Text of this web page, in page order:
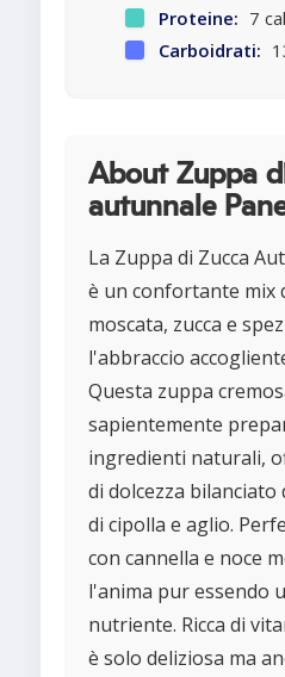
Proteine: 7
Carboidrati:
About Zuppa
autunnale
La Zuppa di Zucca
è un confortante mix
moscata, zucca e
l'abbraccio
Questa zuppa
sapientemente
ingredienti naturali,
di dolcezza
di cipolla e aglio.
con cannella e noce
l'anima pur essendo
nutriente. Ricca di
è solo deliziosa ma